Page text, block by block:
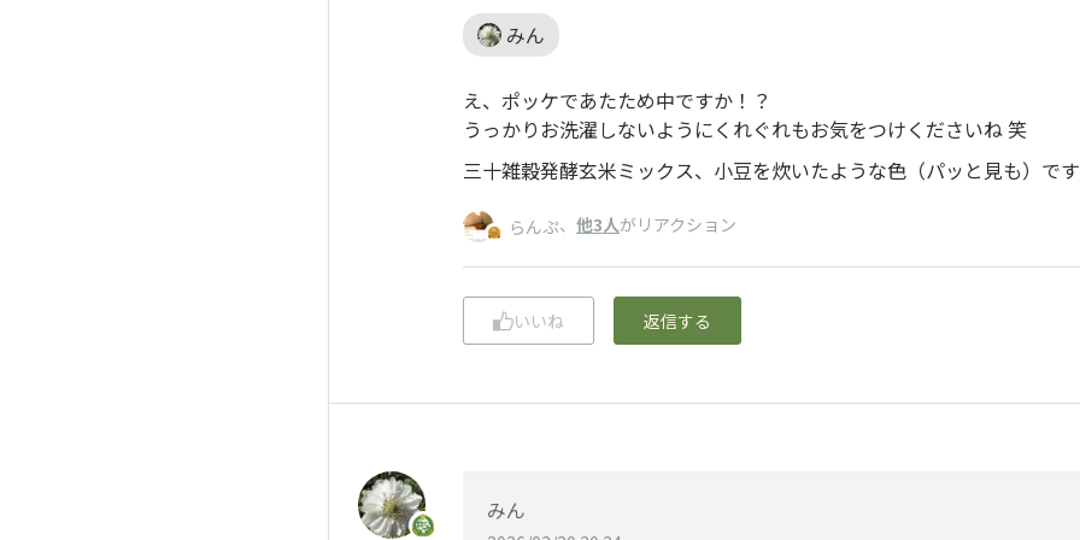
みん
え、ポッケであたため中ですか！？
うっかりお洗濯しないようにくれぐれもお気をつけくださいね 笑
三十雑穀発酵玄米ミックス、小豆を炊いたような色（パッと見も）で
らんぷ、 他3人がリアクション
いいね 返信する
みん